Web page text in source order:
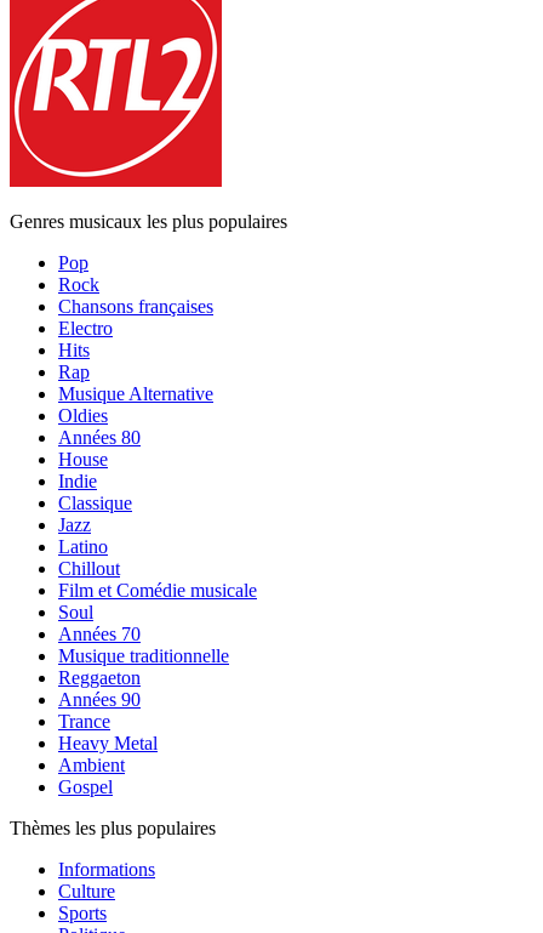
Genres musicaux les plus populaires
Pop
Rock
Chansons françaises
Electro
Hits
Rap
Musique Alternative
Oldies
Années 80
House
Indie
Classique
Jazz
Latino
Chillout
Film et Comédie musicale
Soul
Années 70
Musique traditionnelle
Reggaeton
Années 90
Trance
Heavy Metal
Ambient
Gospel
Thèmes les plus populaires
Informations
Culture
Sports